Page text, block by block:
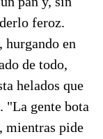
feroz.
hurgando en
de todo,
helados que
"La gente bota
mientras pide